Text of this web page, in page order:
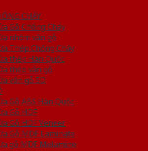
CHÁY
Gỗ Chống Cháy
nhôm vân gỗ
Thép Chống Cháy
thép Hàn Quốc
thép vân gỗ
vân gỗ 5D
Gỗ ABS Hàn Quốc
Gỗ HDF
Gỗ HDF Veneer
Gỗ MDF Laminate
gỗ MDF Melamine